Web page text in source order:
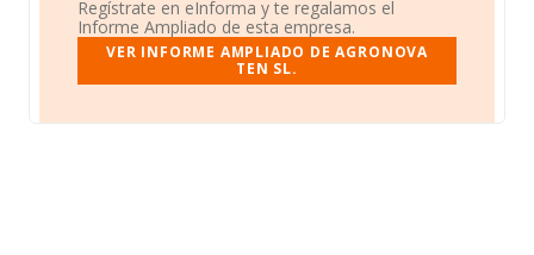
Regístrate en eInforma y te regalamos el
Informe Ampliado de esta empresa.
VER INFORME AMPLIADO DE AGRONOVA
TEN SL.